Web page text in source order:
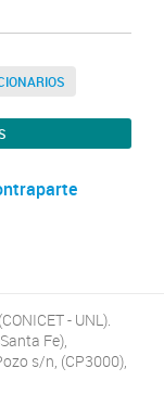
- UNL).
Fe),
s/n, (CP3000),